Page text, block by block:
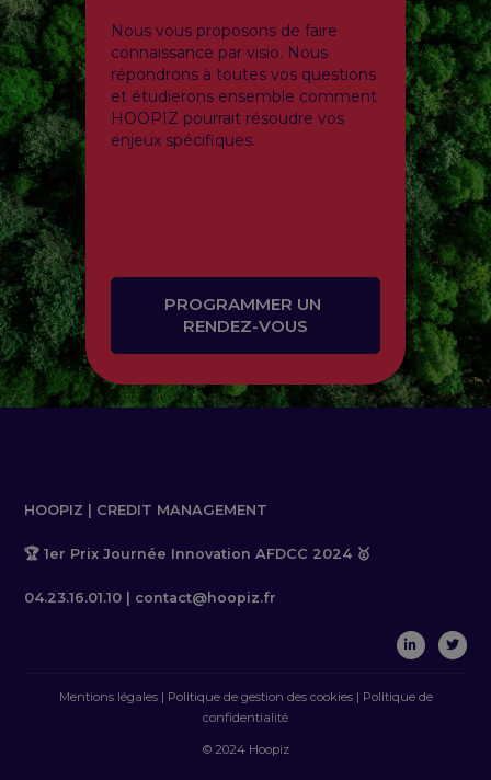
Nous vous proposons de faire
connaissance par visio. Nous
répondrons à toutes vos questions
et étudierons ensemble comment
HOOPIZ pourrait résoudre vos
enjeux spécifiques.
PROGRAMMER UN
RENDEZ-VOUS
HOOPIZ | CREDIT MANAGEMENT
🏆 1er Prix Journée Innovation AFDCC 2024 🥇
04.23.16.01.10 | contact@hoopiz.fr
Mentions légales| Politique de gestion des cookies| Politique de
confidentialité
© 2024 Hoopiz